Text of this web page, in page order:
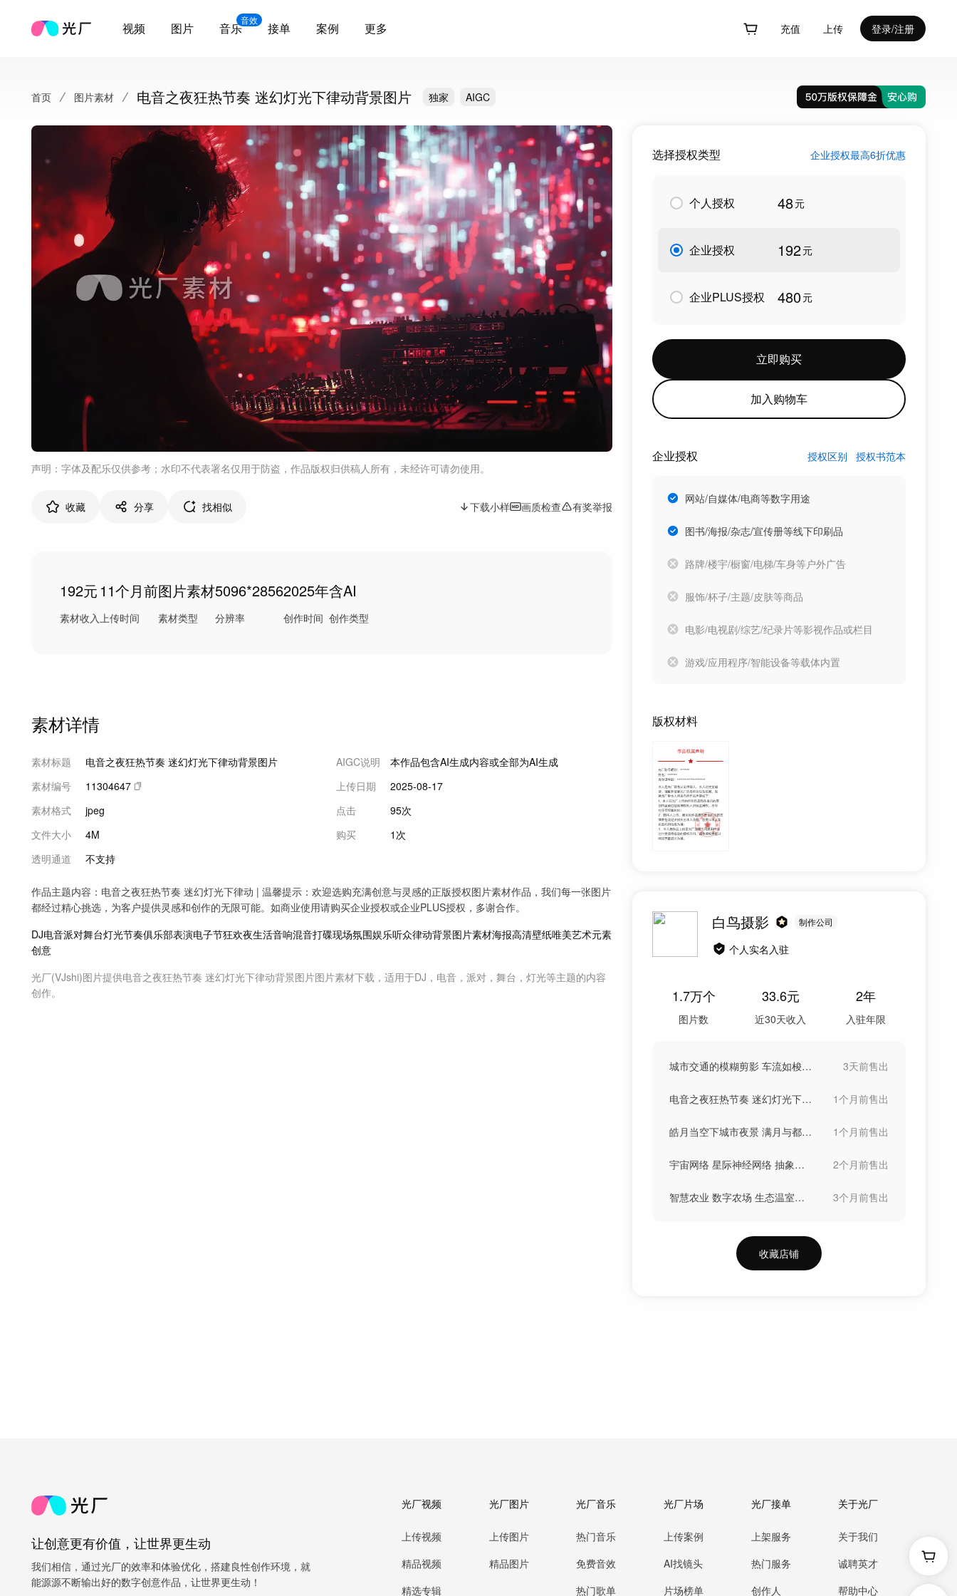
视频 图片
音效
音乐 接单 案例 更多 充值 上传 登录/注册
首页 图片素材 电音之夜狂热节奏 迷幻灯光下律动背景图片 独家 AIGC
声明：字体及配乐仅供参考；水印不代表署名仅用于防盗，作品版权归供稿人所有，未经许可请勿使用。
收藏 分享 找相似 下载小样 画质检查 有奖举报
192元
素材收入
11个月前
上传时间
图片素材
素材类型
5096*2856
分辨率
2025年
创作时间
含AI
创作类型
素材详情
素材标题
电音之夜狂热节奏 迷幻灯光下律动背景图片
素材编号
11304647
素材格式
jpeg
文件大小
4M
透明通道
不支持
AIGC说明
本作品包含AI生成内容或全部为AI生成
上传日期
2025-08-17
点击
95次
购买
1次
作品主题内容：电音之夜狂热节奏 迷幻灯光下律动 | 温馨提示：欢迎选购充满创意与灵感的正版授权图片素材作品，我们每一张图片
都经过精心挑选，为客户提供灵感和创作的无限可能。如商业使用请购买企业授权或企业PLUS授权，多谢合作。
DJ电音派对舞台灯光节奏俱乐部表演电子节狂欢夜生活音响混音打碟现场氛围娱乐听众律动背景图片素材海报高清壁纸唯美艺术元素
创意
光厂(VJshi)图片提供电音之夜狂热节奏 迷幻灯光下律动背景图片图片素材下载，适用于DJ，电音，派对，舞台，灯光等主题的内容
创作。
选择授权类型 企业授权最高6折优惠
个人授权 48元
企业授权 192元
企业PLUS授权 480元
立即购买
加入购物车
企业授权 授权区别 授权书范本
网站/自媒体/电商等数字用途
图书/海报/杂志/宣传册等线下印刷品
路牌/楼宇/橱窗/电梯/车身等户外广告
服饰/杯子/主题/皮肤等商品
电影/电视剧/综艺/纪录片等影视作品或栏目
游戏/应用程序/智能设备等载体内置
版权材料
白鸟摄影 制作公司
个人实名入驻
1.7万个
图片数
33.6元
近30天收入
2年
入驻年限
城市交通的模糊剪影 车流如梭的都市景象 3天前售出
电音之夜狂热节奏 迷幻灯光下律动背景图片 1个月前售出
皓月当空下城市夜景 满月与都市静谧夜色满 1个月前售出
宇宙网络 星际神经网络 抽象科技未来梦 2个月前售出
智慧农业 数字农场 生态温室大棚 3个月前售出
收藏店铺
让创意更有价值，让世界更生动
我们相信，通过光厂的效率和体验优化，搭建良性创作环境，就
能源源不断输出好的数字创意作品，让世界更生动！
光厂视频
上传视频
精品视频
精选专辑
光厂图片
上传图片
精品图片
光厂音乐
热门音乐
免费音效
热门歌单
光厂片场
上传案例
AI找镜头
片场榜单
光厂接单
上架服务
热门服务
创作人
关于光厂
关于我们
诚聘英才
帮助中心